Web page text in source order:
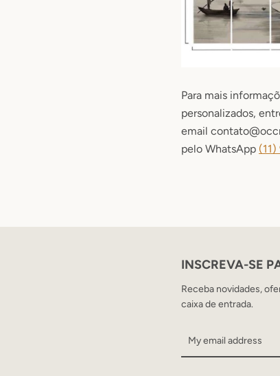
Para mais
personalizados,
email
pelo WhatsApp (11)
INSCREVA-SE
Receba novidades,
caixa de entrada.